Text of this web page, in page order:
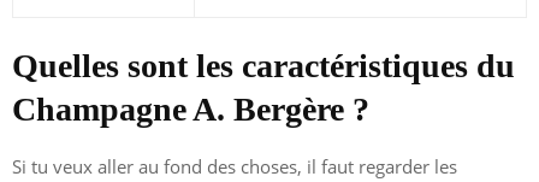
Quelles sont les caractéristiques du
Champagne A. Bergère ?
Si tu veux aller au fond des choses, il faut regarder les